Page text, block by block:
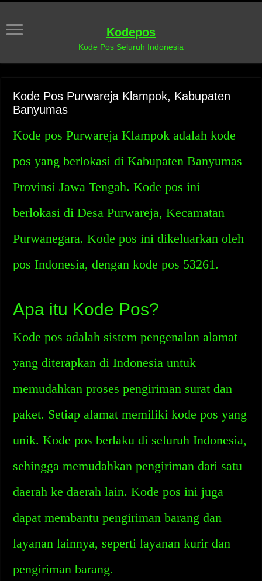
Kodepos
Kode Pos Seluruh Indonesia
Kode Pos Purwareja Klampok, Kabupaten
Banyumas
Kode pos Purwareja Klampok adalah kode
pos yang berlokasi di Kabupaten Banyumas
Provinsi Jawa Tengah. Kode pos ini
berlokasi di Desa Purwareja, Kecamatan
Purwanegara. Kode pos ini dikeluarkan oleh
pos Indonesia, dengan kode pos 53261.
Apa itu Kode Pos?
Kode pos adalah sistem pengenalan alamat
yang diterapkan di Indonesia untuk
memudahkan proses pengiriman surat dan
paket. Setiap alamat memiliki kode pos yang
unik. Kode pos berlaku di seluruh Indonesia,
sehingga memudahkan pengiriman dari satu
daerah ke daerah lain. Kode pos ini juga
dapat membantu pengiriman barang dan
layanan lainnya, seperti layanan kurir dan
pengiriman barang.